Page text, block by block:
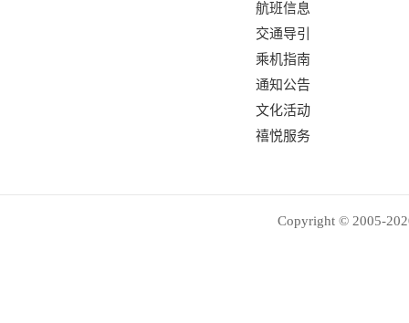
航班信息
交通导引
乘机指南
通知公告
文化活动
禧悦服务
Copyright © 2005-